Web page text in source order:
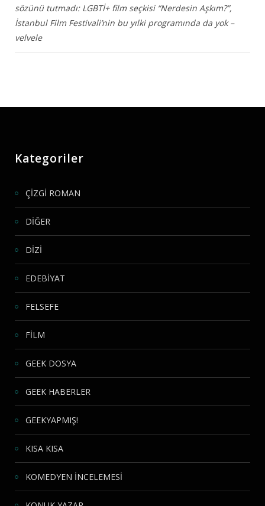
sözünü tutmadı: LGBTİ+ film seçkisi “Nerdesin Aşkım?”,
İstanbul Film Festivali’nin bu yılki programında da yok –
velvele
Kategoriler
ÇİZGİ ROMAN
DİĞER
DİZİ
EDEBİYAT
FELSEFE
FİLM
GEEK DOSYA
GEEK HABERLER
GEEKYAPMIŞ!
KISA KISA
KOMEDYEN İNCELEMESİ